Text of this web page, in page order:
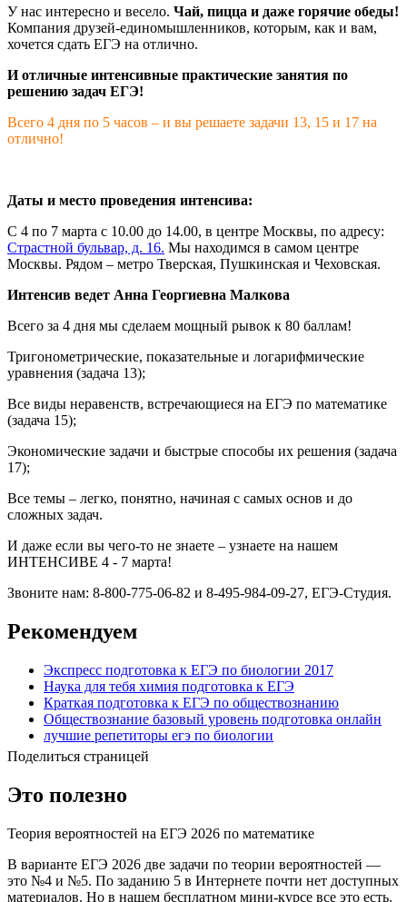
У нас интересно и весело. Чай, пицца и даже горячие обеды!
Компания друзей-единомышленников, которым, как и вам,
хочется сдать ЕГЭ на отлично.
И отличные интенсивные практические занятия по
решению задач ЕГЭ!
Всего 4 дня по 5 часов – и вы решаете задачи 13, 15 и 17 на
отлично!
Даты и место проведения интенсива:
С 4 по 7 марта с 10.00 до 14.00, в центре Москвы, по адресу:
Страстной бульвар, д. 16. Мы находимся в самом центре
Москвы. Рядом – метро Тверская, Пушкинская и Чеховская.
Интенсив ведет Анна Георгиевна Малкова
Всего за 4 дня мы сделаем мощный рывок к 80 баллам!
Тригонометрические, показательные и логарифмические
уравнения (задача 13);
Все виды неравенств, встречающиеся на ЕГЭ по математике
(задача 15);
Экономические задачи и быстрые способы их решения (задача
17);
Все темы – легко, понятно, начиная с самых основ и до
сложных задач.
И даже если вы чего-то не знаете – узнаете на нашем
ИНТЕНСИВЕ 4 - 7 марта!
Звоните нам: 8-800-775-06-82 и 8-495-984-09-27, ЕГЭ-Студия.
Рекомендуем
Экспресс подготовка к ЕГЭ по биологии 2017
Наука для тебя химия подготовка к ЕГЭ
Краткая подготовка к ЕГЭ по обществознанию
Обществознание базовый уровень подготовка онлайн
лучшие репетиторы егэ по биологии
Поделиться страницей
Это полезно
Теория вероятностей на ЕГЭ 2026 по математике
В варианте ЕГЭ 2026 две задачи по теории вероятностей —
это №4 и №5. По заданию 5 в Интернете почти нет доступных
материалов. Но в нашем бесплатном мини-курсе все это есть.